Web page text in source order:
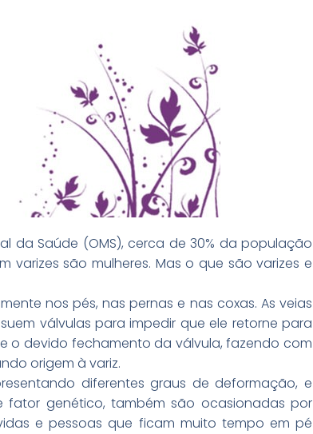
da Saúde (OMS), cerca de 30% da população
são mulheres. Mas o que são varizes e
nos pés, nas pernas e nas coxas. As veias
válvulas para impedir que ele retorne para
o devido fechamento da válvula, fazendo com
origem à variz.
diferentes graus de deformação, e
genético, também são ocasionadas por
e pessoas que ficam muito tempo em pé